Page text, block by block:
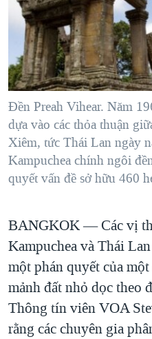
"Tìm"NGƯỜI VIỆT HẢI NGOẠI
ĐỜI SỐNG
KINH TẾ
KHOA HỌC
SỨC KHOẺ
VĂN HOÁ
THỂ THAO
TẠI
HÀNH TRÌNH BẦU CỬ 2024
MỘT NĂM CHIẾN TRANH
GIẢI MÃ VÀNH ĐAI & CON
NGÀY TỊ NẠN THẾ GIỚI
TRỊNH VĨNH BÌNH -
GROUND ZERO – XƯA VÀ
CHI PHÍ CHIẾN TRANH
THƯỢNG ĐỈNH TRUMP-
TRỊNH VĨNH BÌNH VS.
NGƯ DÂN VIỆT VÀ LÀN
BÊN KIA QUỐC LỘ: TIẾNG
QUAN HỆ VIỆT MỸ
VIDEO
NGHE
MẠNG XÃ HỘI
Ngôn ngữ khác
Đền Preah Vihear. Năm
dựa vào các thỏa thuận
Xiêm, tức Thái Lan ngày
Kampuchea chính ngôi
quyết vấn đề sở hữu 460
BANGKOK —Các vị
Kampuchea và Thái
một phán quyết của
mảnh đất nhỏ dọc theo
Thông tín viên VOA
rằng các chuyên gia